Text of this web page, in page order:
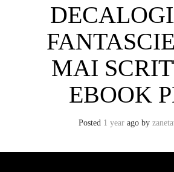
MAI
EBOOK
Posted 1 year ago by